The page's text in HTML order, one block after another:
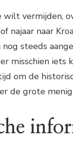
vermijden,
najaar naar
steeds
misschien iets
om de
de grote